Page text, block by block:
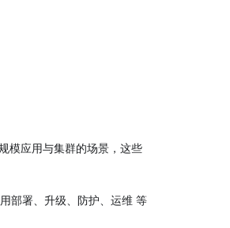
模应用与集群的场景，这些
部署、升级、防护、运维 等